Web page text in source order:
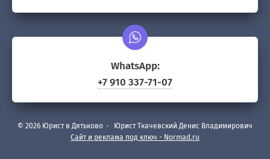
WhatsApp:
+7 910 337-71-07
© 2026 Юрист в Дятьково · Юрист Ткачевский Денис Владимирович
Сайт и реклама под ключ - Normad.ru